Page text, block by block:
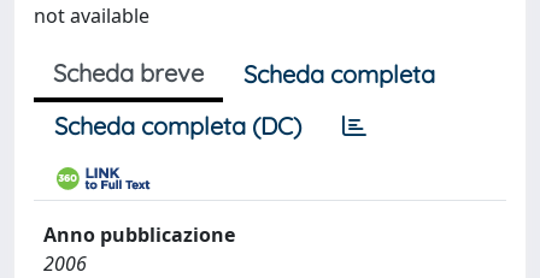
not available
Scheda breve
Scheda completa
Scheda completa (DC)
Anno pubblicazione
2006